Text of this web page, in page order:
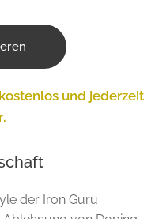
und jederzeit
der Iron Guru